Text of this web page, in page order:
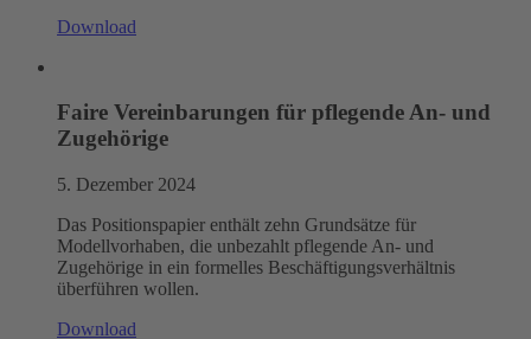
Download
Faire Vereinbarungen für pflegende An- und
Zugehörige
5. Dezember 2024
Das Positionspapier enthält zehn Grundsätze für
Modellvorhaben, die unbezahlt pflegende An- und
Zugehörige in ein formelles Beschäftigungsverhältnis
überführen wollen.
Download